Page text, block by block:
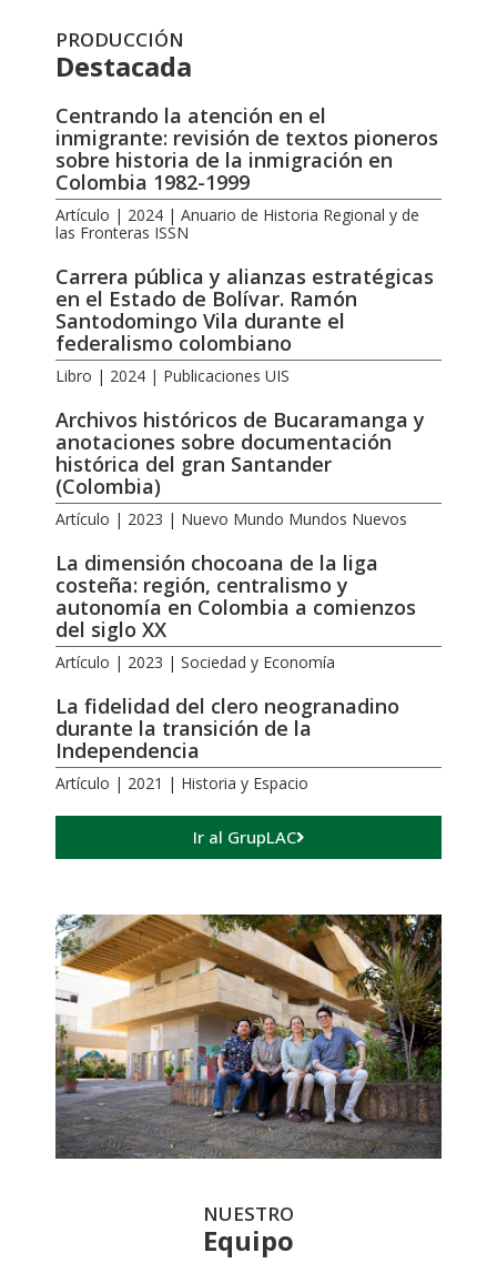
PRODUCCIÓN
Destacada
Centrando la atención en el
inmigrante: revisión de textos pioneros
sobre historia de la inmigración en
Colombia 1982-1999
Artículo | 2024 | Anuario de Historia Regional y de
las Fronteras ISSN
Carrera pública y alianzas estratégicas
en el Estado de Bolívar. Ramón
Santodomingo Vila durante el
federalismo colombiano
Libro | 2024 | Publicaciones UIS
Archivos históricos de Bucaramanga y
anotaciones sobre documentación
histórica del gran Santander
(Colombia)
Artículo | 2023 | Nuevo Mundo Mundos Nuevos
La dimensión chocoana de la liga
costeña: región, centralismo y
autonomía en Colombia a comienzos
del siglo XX
Artículo | 2023 | Sociedad y Economía
La fidelidad del clero neogranadino
durante la transición de la
Independencia
Artículo | 2021 | Historia y Espacio
Ir al GrupLAC
NUESTRO
Equipo